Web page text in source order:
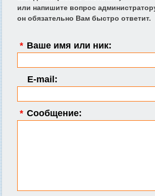
или напишите вопрос
он обязательно Вам быстро ответит.
* Ваше имя или ник:
E-mail:
* Сообщение: